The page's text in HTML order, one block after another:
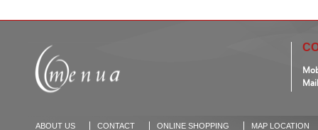
ABOUT US CONTACT ONLINE SHOPPING MAP LOCATION